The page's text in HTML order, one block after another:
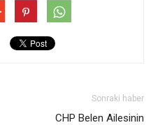
Sonraki haber
CHP Belen Ailesinin